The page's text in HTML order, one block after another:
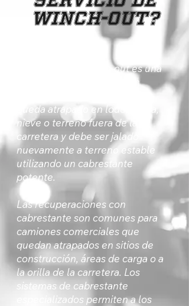
winch-out?
Un servicio de winch-out es una
operación de recuperación
queda atrapado en lodo, arena,
nieve o terreno fuera de la
carretera y debe ser jalado
nuevamente a terreno estable
utilizando un cabrestante
potente.
Las recuperaciones con
cabrestante son comunes para
camiones comerciales que
quedan atrapados en sitios de
construcción, áreas de carga o a
la orilla de la carretera. Los
sistemas de cabrestante
especializados permiten a los